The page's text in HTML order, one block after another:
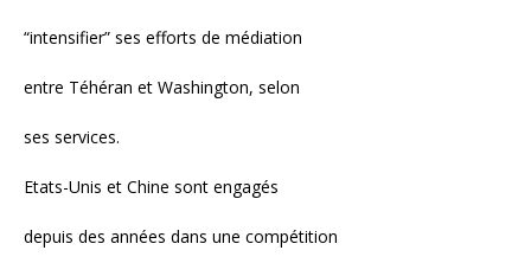
“intensifier” ses efforts de médiation
entre Téhéran et Washington, selon
ses services.
Etats-Unis et Chine sont engagés
depuis des années dans une compétition